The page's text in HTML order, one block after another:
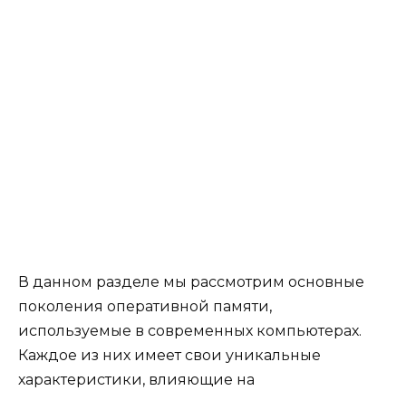
В данном разделе мы рассмотрим основные
поколения оперативной памяти,
используемые в современных компьютерах.
Каждое из них имеет свои уникальные
характеристики, влияющие на